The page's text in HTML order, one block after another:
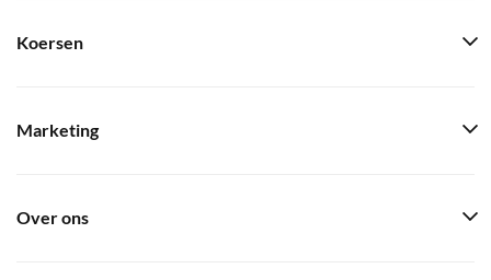
Koersen
Marketing
Over ons